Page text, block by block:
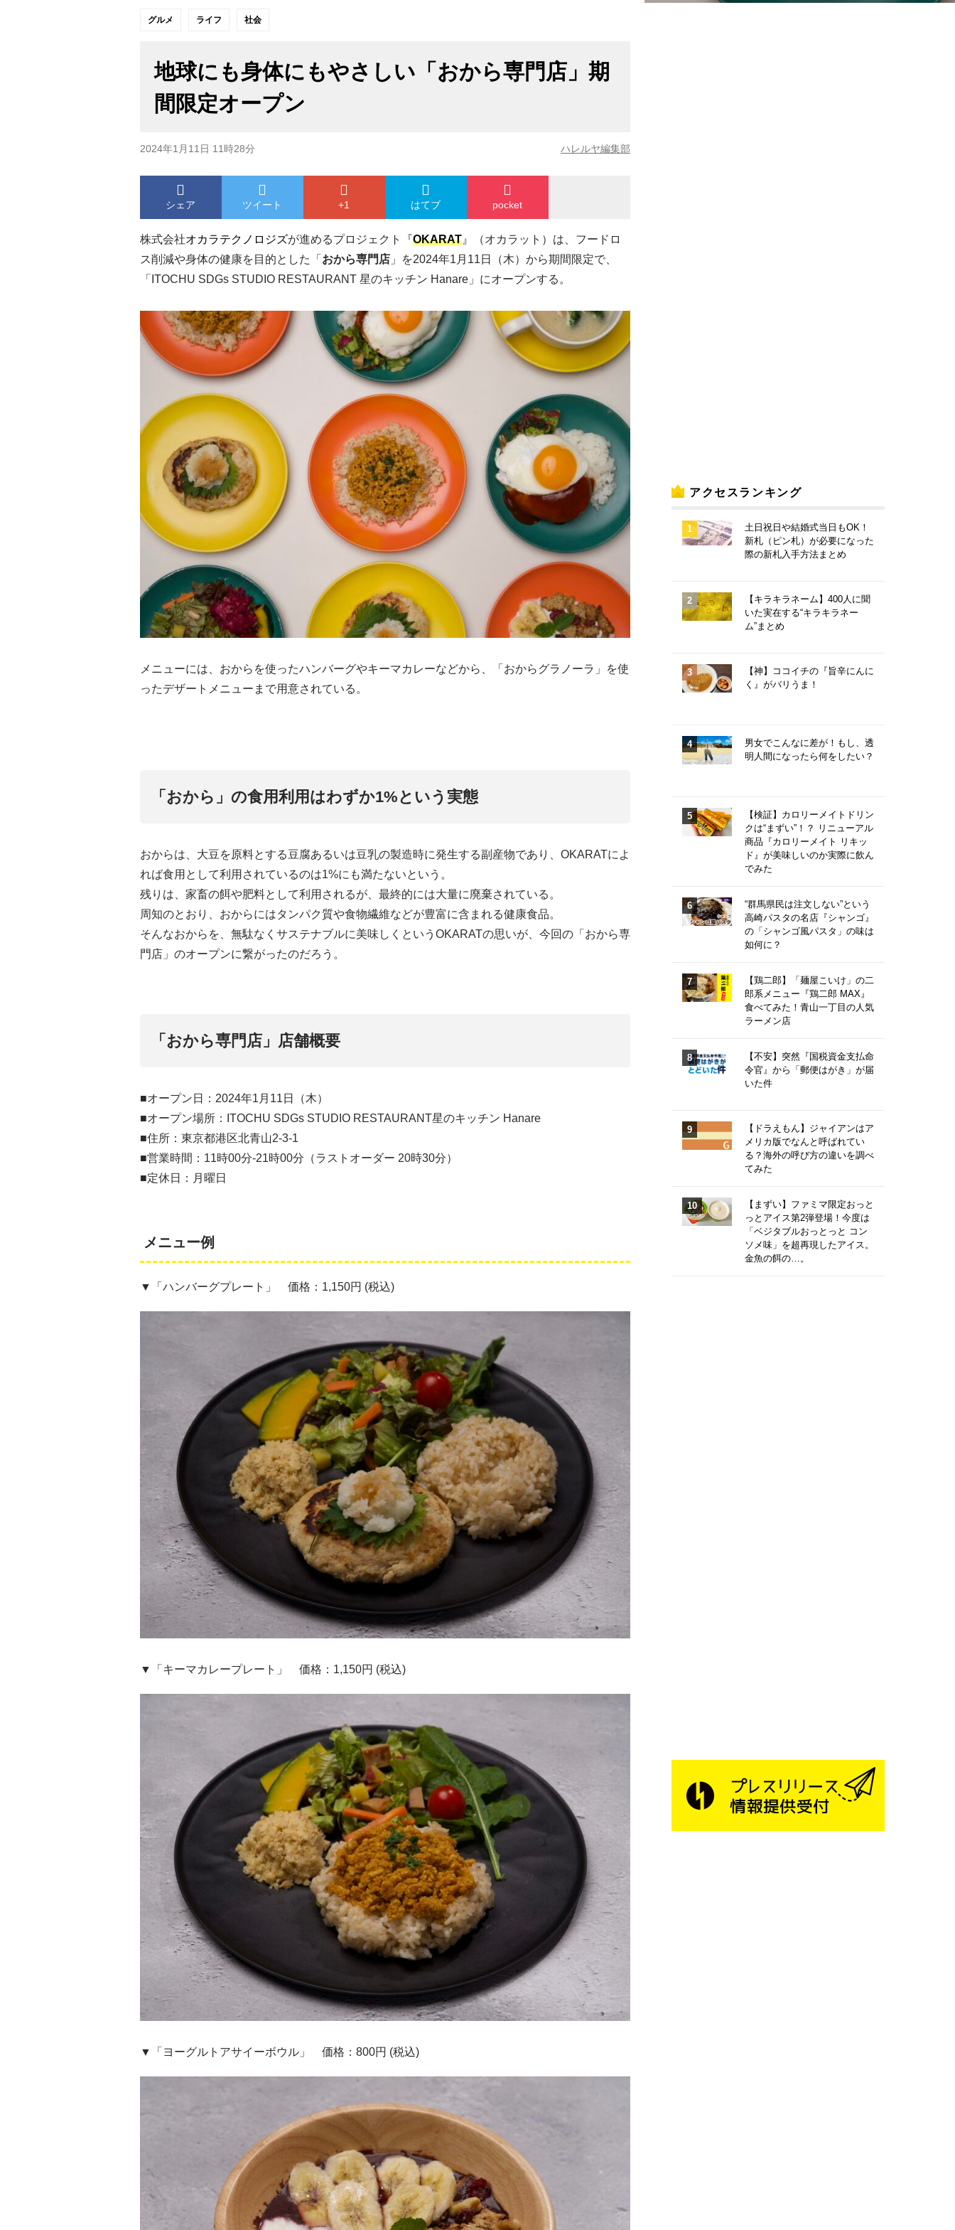
グルメ ライフ 社会
地球にも身体にもやさしい「おから専門店」期
間限定オープン
2024年1月11日 11時28分 ハレルヤ編集部
シェア ツイート +1 はてブ pocket
株式会社オカラテクノロジズが進めるプロジェクト『OKARAT 』（オカラット）は、フードロ
ス削減や身体の健康を目的とした「 おから専門店 」を2024年1月11日（木）から期間限定で、
「ITOCHU SDGs STUDIO RESTAURANT 星のキッチン Hanare」にオープンする。
メニューには、おからを使ったハンバーグやキーマカレーなどから、「おからグラノーラ」を使
ったデザートメニューまで用意されている。
「おから」の食用利用はわずか1%という実態
おからは、大豆を原料とする豆腐あるいは豆乳の製造時に発生する副産物であり、OKARATによ
れば食用として利用されているのは1%にも満たないという。
残りは、家畜の餌や肥料として利用されるが、最終的には大量に廃棄されている。
周知のとおり、おからにはタンパク質や食物繊維などが豊富に含まれる健康食品。
そんなおからを、無駄なくサステナブルに美味しくというOKARATの思いが、今回の「おから専
門店」のオープンに繋がったのだろう。
「おから専門店」店舗概要
■オープン日：2024年1月11日（木）
■オープン場所：ITOCHU SDGs STUDIO RESTAURANT星のキッチン Hanare
■住所：東京都港区北青山2-3-1
■営業時間：11時00分-21時00分（ラストオーダー 20時30分）
■定休日：月曜日
メニュー例
▼「ハンバーグプレート」 価格：1,150円 (税込)
▼「キーマカレープレート」 価格：1,150円 (税込)
▼「ヨーグルトアサイーボウル」 価格：800円 (税込)
アクセスランキング
土日祝日や結婚式当日もOK！
新札（ピン札）が必要になった
際の新札入手方法まとめ
【キラキラネーム】400人に聞
いた実在する“キラキラネー
ム”まとめ
【神】ココイチの『旨辛にんに
く』がバリうま！
男女でこんなに差が！もし、透
明人間になったら何をしたい？
【検証】カロリーメイトドリン
クは“まずい”！？ リニューアル
商品『カロリーメイト リキッ
ド』が美味しいのか実際に飲ん
でみた
“群馬県民は注文しない”という
高崎パスタの名店『シャンゴ』
の「シャンゴ風パスタ」の味は
如何に？
【鶏二郎】「麺屋こいけ」の二
郎系メニュー『鶏二郎 MAX』
食べてみた！青山一丁目の人気
ラーメン店
【不安】突然『国税資金支払命
令官』から「郵便はがき」が届
いた件
【ドラえもん】ジャイアンはア
メリカ版でなんと呼ばれてい
る？海外の呼び方の違いを調べ
てみた
【まずい】ファミマ限定おっと
っとアイス第2弾登場！今度は
「ベジタブルおっとっと コン
ソメ味」を超再現したアイス。
金魚の餌の…。